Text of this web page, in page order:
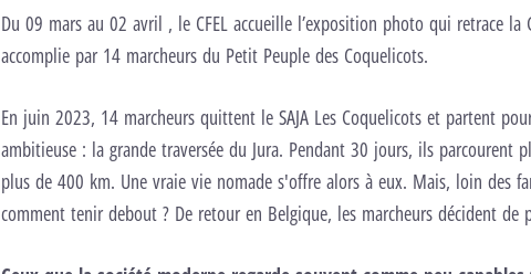
Du 09 mars au 02 avril , le CFEL accueille l’exposition photo qui retrace la
accomplie par 14 marcheurs du Petit Peuple des Coquelicots.
En juin 2023, 14 marcheurs quittent le SAJA Les Coquelicots et partent
ambitieuse : la grande traversée du Jura. Pendant 30 jours, ils parcourent
plus de 400 km. Une vraie vie nomade s'offre alors à eux. Mais, loin des
comment tenir debout ? De retour en Belgique, les marcheurs décident de